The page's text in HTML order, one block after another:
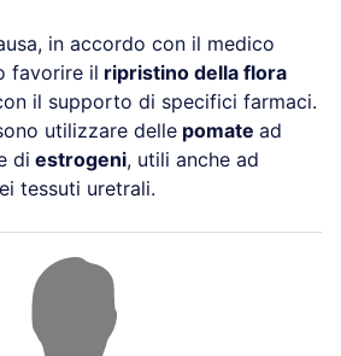
in accordo con il medico
favorire il ripristino della flora
il supporto di specifici farmaci.
utilizzare delle pomate ad
di estrogeni, utili anche ad
tessuti uretrali.